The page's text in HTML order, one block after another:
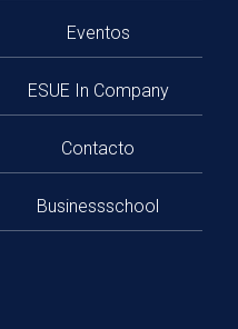
Eventos
ESUE In Company
Contacto
Businessschool